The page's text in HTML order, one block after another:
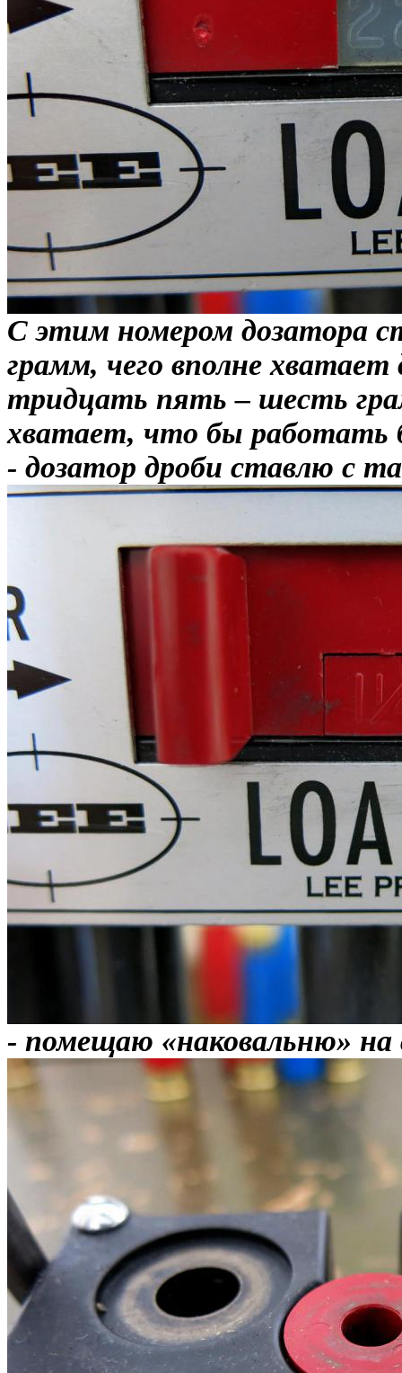
С этим номером дозатора
грамм, чего вполне
тридцать пять – шесть
хватает, что бы работать
- дозатор дроби ставлю с
- помещаю «наковальню» на